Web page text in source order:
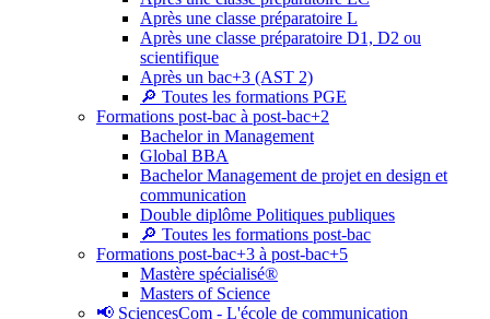
Après une classe préparatoire L
Après une classe préparatoire D1, D2 ou
scientifique
Après un bac+3 (AST 2)
🔎 Toutes les formations PGE
Formations post-bac à post-bac+2
Bachelor in Management
Global BBA
Bachelor Management de projet en design et
communication
Double diplôme Politiques publiques
🔎 Toutes les formations post-bac
Formations post-bac+3 à post-bac+5
Mastère spécialisé®
Masters of Science
📢 SciencesCom - L'école de communication